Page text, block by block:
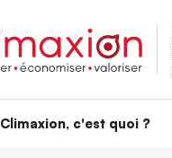
Climaxion, c'est quoi ?